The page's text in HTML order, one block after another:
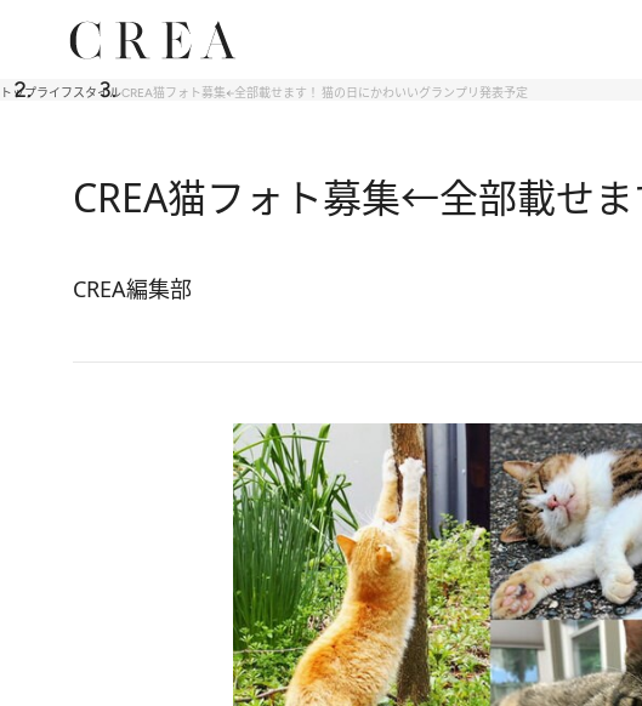
トップライフスタイルCREA猫フォト募集←全部載せます！ 猫の日にかわいいグランプリ発表予定
CREA猫フォト募集←全部載せ
CREA編集部